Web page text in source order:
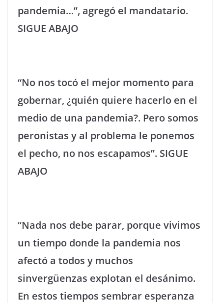
pandemia…”, agregó el mandatario.
SIGUE ABAJO
“No nos tocó el mejor momento para
gobernar, ¿quién quiere hacerlo en el
medio de una pandemia?. Pero somos
peronistas y al problema le ponemos
el pecho, no nos escapamos”. SIGUE
ABAJO
“Nada nos debe parar, porque vivimos
un tiempo donde la pandemia nos
afectó a todos y muchos
sinvergüenzas explotan el desánimo.
En estos tiempos sembrar esperanza